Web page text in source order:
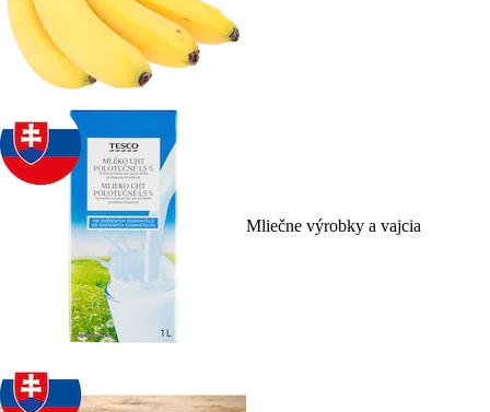
Mliečne výrobky a vajcia